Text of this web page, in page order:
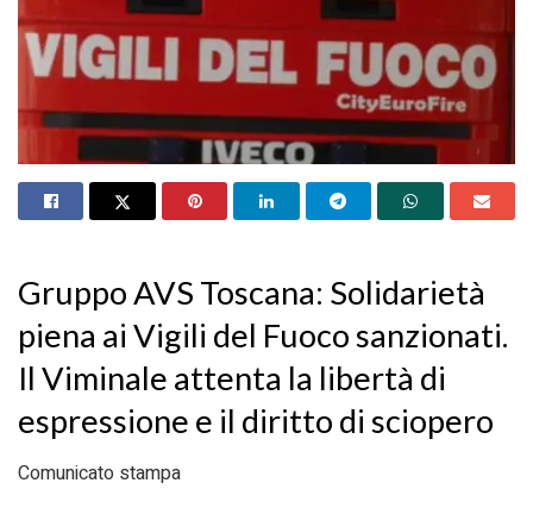
Gruppo AVS Toscana: Solidarietà
piena ai Vigili del Fuoco sanzionati.
Il Viminale attenta la libertà di
espressione e il diritto di sciopero
Comunicato stampa